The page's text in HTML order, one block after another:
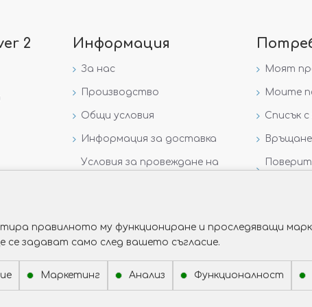
2 Информация
За нас
Производство
Общи условия
Информация за доставка
Условия за провеждане на
Моят
Моите
Списък
правилното му функциониране и проследяващи
се задават само след вашето съгласие.
Маркетинг Анализ Функционалност